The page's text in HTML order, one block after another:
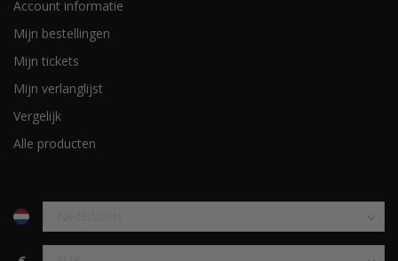
Account informatie
Mijn bestellingen
Mijn tickets
Mijn verlanglijst
Vergelijk
Alle producten